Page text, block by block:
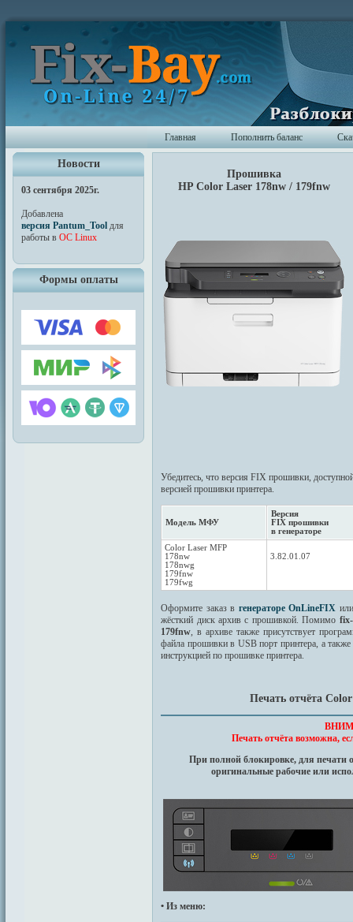
Главная Пополнить баланс
Новости
03 сентября 2025г.
Добавлена
версия Pantum_Tool для
работы в ОС Linux
Формы оплаты
Прошивка
HP Color Laser 178nw / 179fnw
Убедитесь, что версия FIX прошивки,
версией прошивки принтера.
Модель МФУ
Версия
FIX прошивки
в генераторе
Color Laser MFP
178nw
178nwg
179fnw
179fwg
3.82.01.07
Оформите заказ в генераторе OnLineFIX
жёсткий диск архив с прошивкой. Помимо
179fnw, в архиве также присутствует
файла прошивки в USB порт принтера, а
инструкцией по прошивке принтера.
Печать отчёта
Печать отчёта возможна,
При полной блокировке, для печати
оригинальные рабочие или
• Из меню: